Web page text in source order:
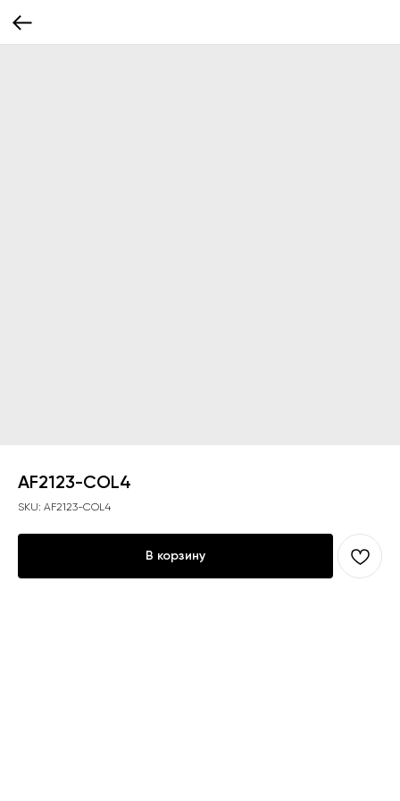
AF2123-COL4
SKU: AF2123-COL4
В корзину